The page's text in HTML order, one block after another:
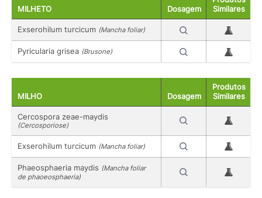
MILHETO Dosagem
Similares
Exserohilum turcicum (Mancha foliar)
Pyricularia grisea (Brusone)
MILHO Dosagem
Produtos
Similares
Cercospora zeae-maydis
(Cercosporiose)
Exserohilum turcicum (Mancha foliar)
Phaeosphaeria maydis (Mancha foliar
de phaoeosphaeria)